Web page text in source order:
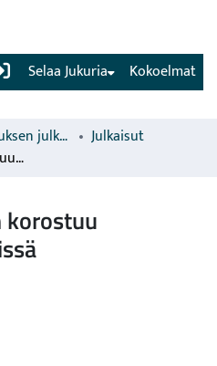
(current) Kokoelmat
Selaa Jukuria
Luonnonvarakeskuksen julkaisut
Julkaisut
Talousjohtaminen korostuu maatalousyrityksissä
korostuu